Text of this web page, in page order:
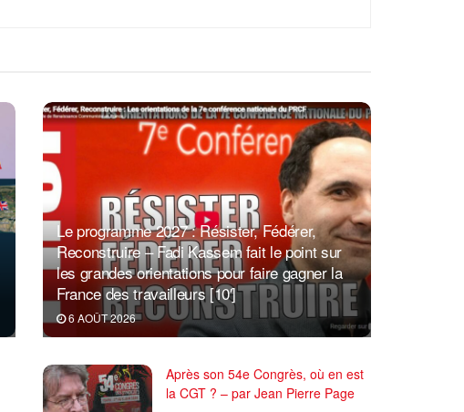
Le programme 2027 : Résister, Fédérer,
Reconstruire – Fadi Kassem fait le point sur
les grandes orientations pour faire gagner la
France des travailleurs [10′]
6 AOÛT 2026
Après son 54e Congrès, où en est
la CGT ? – par Jean Pierre Page